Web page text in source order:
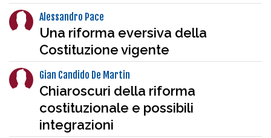
Alessandro Pace
Una riforma eversiva della
Costituzione vigente
Gian Candido De Martin
Chiaroscuri della riforma
costituzionale e possibili
integrazioni